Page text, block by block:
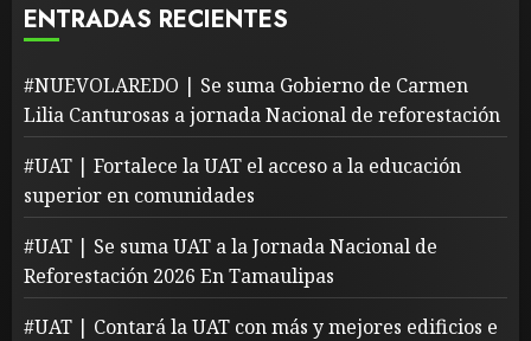
ENTRADAS RECIENTES
#NUEVOLAREDO | Se suma Gobierno de Carmen
Lilia Canturosas a jornada Nacional de reforestación
#UAT | Fortalece la UAT el acceso a la educación
superior en comunidades
#UAT | Se suma UAT a la Jornada Nacional de
Reforestación 2026 En Tamaulipas
#UAT | Contará la UAT con más y mejores edificios e